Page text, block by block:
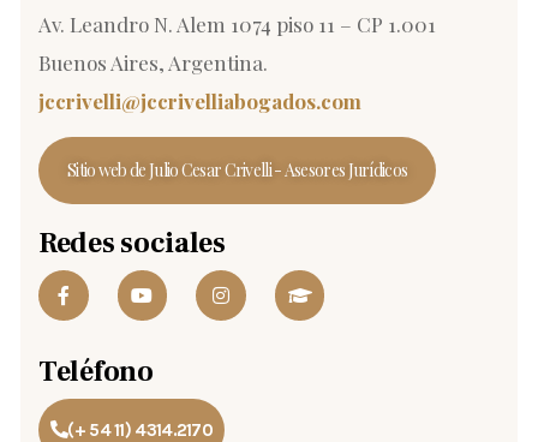
Av. Leandro N. Alem 1074 piso 11 – CP 1.001
Buenos Aires, Argentina.
jccrivelli@jccrivelliabogados.com
Sitio web de Julio Cesar Crivelli - Asesores Jurídicos
Redes sociales
Teléfono
(+ 54 11) 4314.2170